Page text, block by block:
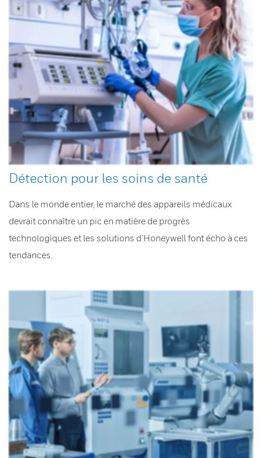
Détection pour les soins de santé
Dans le monde entier, le marché des appareils médicaux
devrait connaître un pic en matière de progrès
technologiques et les solutions d’Honeywell font écho à ces
tendances.